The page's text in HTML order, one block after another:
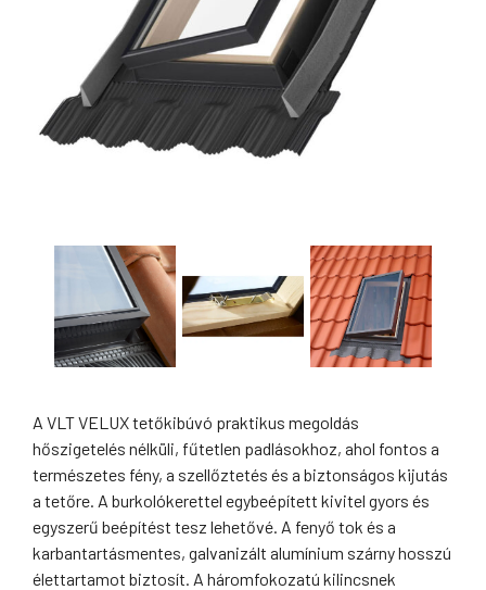
A VLT VELUX tetőkibúvó praktikus megoldás
hőszigetelés nélküli, fűtetlen padlásokhoz, ahol fontos a
természetes fény, a szellőztetés és a biztonságos kijutás
a tetőre. A burkolókerettel egybeépített kivitel gyors és
egyszerű beépítést tesz lehetővé. A fenyő tok és a
karbantartásmentes, galvanizált alumínium szárny hosszú
élettartamot biztosít. A háromfokozatú kilincsnek